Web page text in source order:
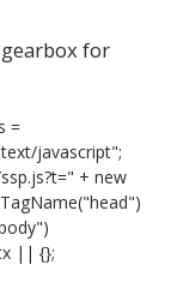
=
javascript";
+ new
|| {};